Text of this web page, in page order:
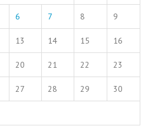
6 7 8 9
13 14 15 16
20 21 22 23
27 28 29 30